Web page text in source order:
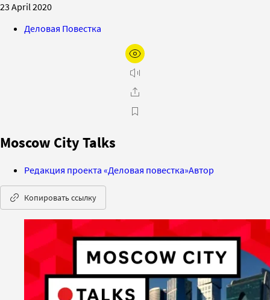
23 April 2020
Деловая Повестка
Moscow City Talks
Редакция проекта «Деловая повестка»Автор
Копировать ссылку